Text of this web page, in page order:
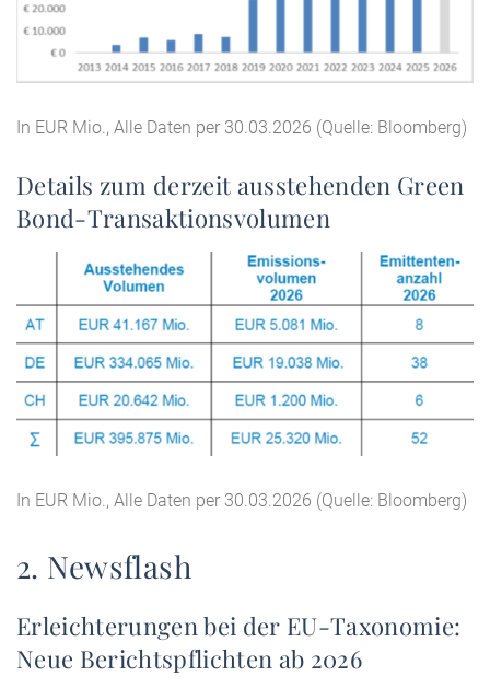
In EUR Mio., Alle Daten per 30.03.2026 (Quelle: Bloomberg)
Details zum derzeit ausstehenden Green
Bond-Transaktionsvolumen
In EUR Mio., Alle Daten per 30.03.2026 (Quelle: Bloomberg)
2. Newsflash
Erleichterungen bei der EU-Taxonomie:
Neue Berichtspflichten ab 2026